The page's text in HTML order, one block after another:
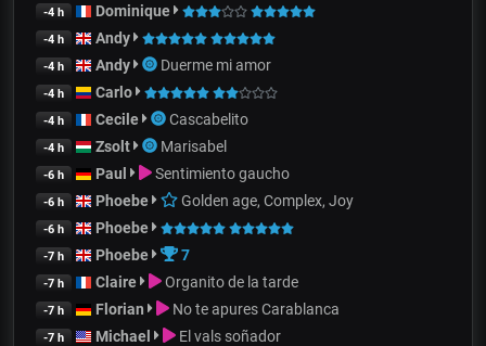
-4 h Dominique
-4 h Andy
-4 h Andy Duerme mi amor
-4 h Carlo
-4 h Cecile Cascabelito
-4 h Zsolt Marisabel
-6 h Paul Sentimiento gaucho
-6 h Phoebe Golden age, Complex, Joy
-6 h Phoebe
-7 h Phoebe 7
-7 h Claire Organito de la tarde
-7 h Florian No te apures Carablanca
-7 h Michael El vals soñador